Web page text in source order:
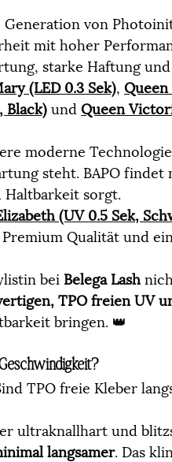
von
mit hoher
starke Haftung und
(LED 0.3 Sek), Queen
Black) und Queen
moderne
steht. BAPO
Haltbarkeit sorgt.
(UV 0.5 Sek,
Qualität und
bei Belega Lash
TPO freien UV
bringen. 👑
TPO freie Kleber
ultraknallhart und
langsamer. Das